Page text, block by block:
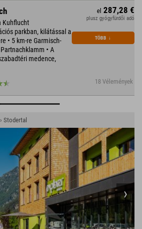
Kuhflucht
parkban, kilátással a
• 5 km-re Garmisch-
• A
medence,
18 Vélemények
el 287,28 €
plusz gyógyfürdői adó
TÖBB ↓
Stodertal